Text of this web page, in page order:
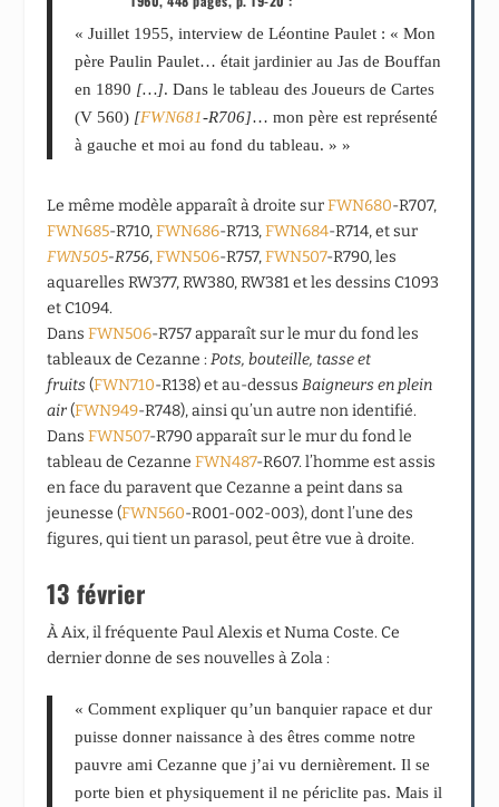
« Juillet 1955, interview de Léontine Paulet : « Mon
père Paulin Paulet… était jardinier au Jas de Bouffan
en 1890 […]. Dans le tableau des Joueurs de Cartes
(V 560) [FWN681-R706]… mon père est représenté
à gauche et moi au fond du tableau. » »
Le même modèle apparaît à droite surFWN680-R707,
FWN685-R710,FWN686-R713,FWN684-R714, et sur
FWN505-R756,FWN506-R757,FWN507-R790, les
aquarelles RW377, RW380, RW381 et les dessins C1093
et C1094.
DansFWN506-R757 apparaît sur le mur du fond les
tableaux de Cezanne :Pots, bouteille, tasse et
fruits(FWN710-R138) et au-dessusBaigneurs en plein
air(FWN949-R748), ainsi qu’un autre non identifié.
DansFWN507-R790 apparaît sur le mur du fond le
tableau de CezanneFWN487-R607. l’homme est assis
en face du paravent que Cezanne a peint dans sa
jeunesse (FWN560-R001-002-003), dont l’une des
figures, qui tient un parasol, peut être vue à droite.
13 février
À Aix, il fréquente Paul Alexis et Numa Coste. Ce
dernier donne de ses nouvelles à Zola :
« Comment expliquer qu’un banquier rapace et dur
puisse donner naissance à des êtres comme notre
pauvre ami Cezanne que j’ai vu dernièrement. Il se
porte bien et physiquement il ne périclite pas. Mais il